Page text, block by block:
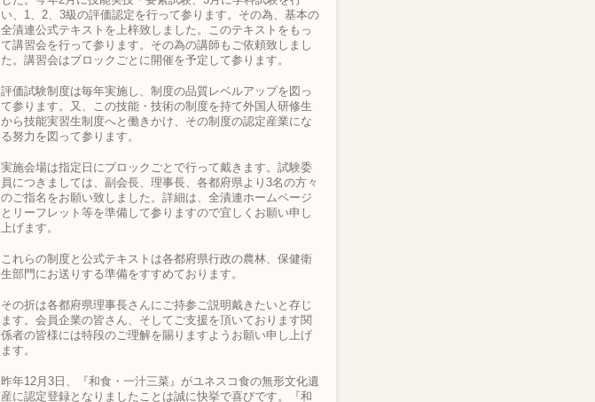
い、1、2、3級の評価認定を行って参ります。その為、基本の
全漬連公式テキストを上梓致しました。このテキストをもっ
て講習会を行って参ります。その為の講師もご依頼致しまし
た。講習会はブロックごとに開催を予定して参ります。
評価試験制度は毎年実施し、制度の品質レベルアップを図っ
て参ります。又、この技能・技術の制度を持て外国人研修生
から技能実習生制度へと働きかけ、その制度の認定産業にな
る努力を図って参ります。
実施会場は指定日にブロックごとで行って戴きます。試験委
員につきましては、副会長、理事長、各都府県より3名の方々
のご指名をお願い致しました。詳細は、全漬連ホームページ
とリーフレット等を準備して参りますので宜しくお願い申し
上げます。
これらの制度と公式テキストは各都府県行政の農林、保健衛
生部門にお送りする準備をすすめております。
その折は各都府県理事長さんにご持参ご説明戴きたいと存じ
ます。会員企業の皆さん、そしてご支援を頂いております関
係者の皆様には特段のご理解を賜りますようお願い申し上げ
ます。
昨年12月3日、『和食・一汁三菜』がユネスコ食の無形文化遺
産に認定登録となりましたことは誠に快挙で喜びです。『和